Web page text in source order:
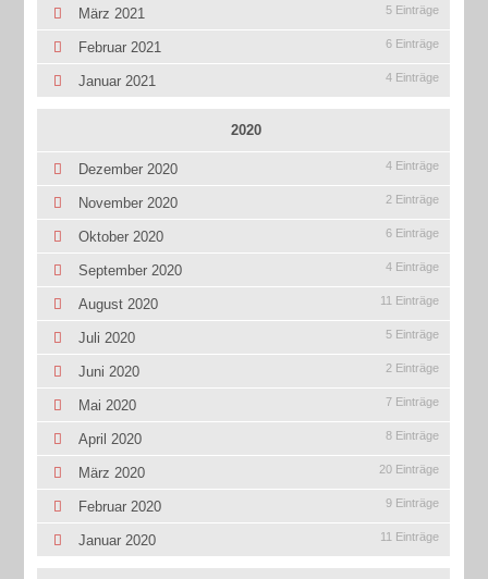
März 2021 5 Einträge
Februar 2021 6 Einträge
Januar 2021 4 Einträge
2020
Dezember 2020 4 Einträge
November 2020 2 Einträge
Oktober 2020 6 Einträge
September 2020 4 Einträge
August 2020 11 Einträge
Juli 2020 5 Einträge
Juni 2020 2 Einträge
Mai 2020 7 Einträge
April 2020 8 Einträge
März 2020 20 Einträge
Februar 2020 9 Einträge
Januar 2020 11 Einträge